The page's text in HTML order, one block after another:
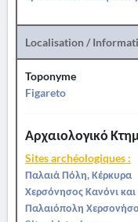
Localisation /
Toponyme
Figareto
Αρχαιολογικό
Sites archéologiques :
Παλαιά Πόλη, Κέρκυρα
Χερσόνησος Κανόνι
Παλαιόπολη